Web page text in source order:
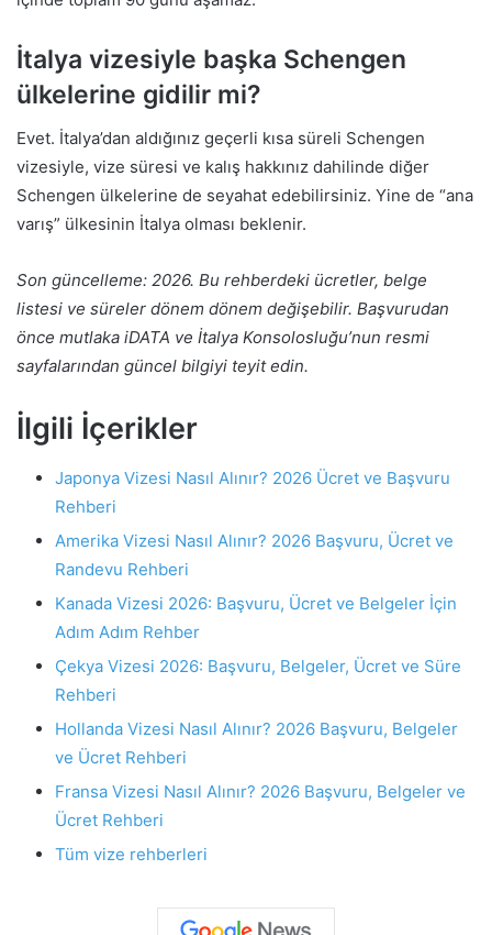
İtalya vizesiyle başka Schengen
ülkelerine gidilir mi?
Evet. İtalya’dan aldığınız geçerli kısa süreli Schengen
vizesiyle, vize süresi ve kalış hakkınız dahilinde diğer
Schengen ülkelerine de seyahat edebilirsiniz. Yine de “ana
varış” ülkesinin İtalya olması beklenir.
Son güncelleme: 2026. Bu rehberdeki ücretler, belge
listesi ve süreler dönem dönem değişebilir. Başvurudan
önce mutlaka iDATA ve İtalya Konsolosluğu’nun resmi
sayfalarından güncel bilgiyi teyit edin.
İlgili İçerikler
Japonya Vizesi Nasıl Alınır? 2026 Ücret ve Başvuru
Rehberi
Amerika Vizesi Nasıl Alınır? 2026 Başvuru, Ücret ve
Randevu Rehberi
Kanada Vizesi 2026: Başvuru, Ücret ve Belgeler İçin
Adım Adım Rehber
Çekya Vizesi 2026: Başvuru, Belgeler, Ücret ve Süre
Rehberi
Hollanda Vizesi Nasıl Alınır? 2026 Başvuru, Belgeler
ve Ücret Rehberi
Fransa Vizesi Nasıl Alınır? 2026 Başvuru, Belgeler ve
Ücret Rehberi
Tüm vize rehberleri